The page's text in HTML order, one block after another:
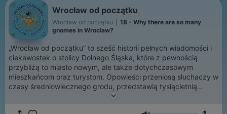
Wrocław od początku
Wrocław od początku
18 - Why there are so many
gnomes in Wroclaw?
„Wrocław od początku” to sześć historii pełnych wiadomości i
ciekawostek o stolicy Dolnego Śląska, które z pewnością
przybliżą to miasto nowym, ale także dotychczasowym
mieszkańcom oraz turystom. Opowieści przeniosą słuchaczy w
czasy średniowiecznego grodu, przedstawią tysiącletnią
historię Wrocławia, rzucą trochę światła na miejskie ulice i